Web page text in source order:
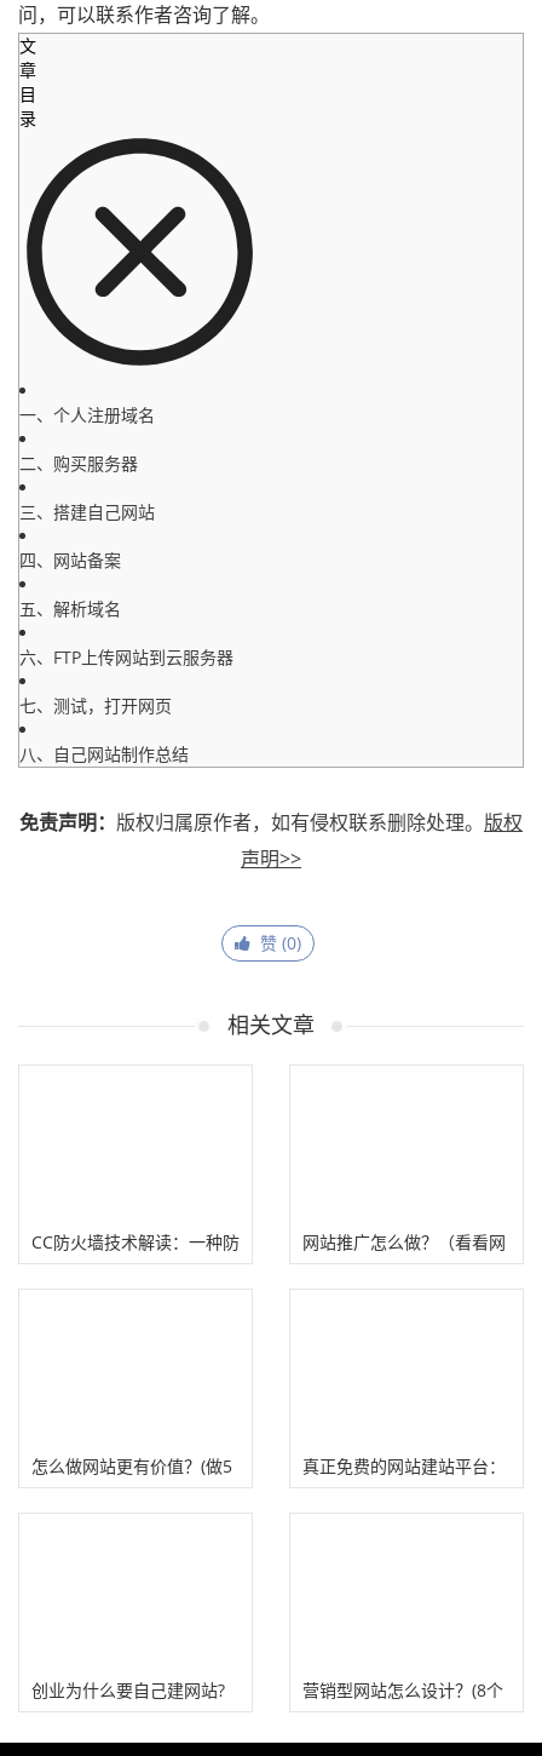
问，可以联系作者咨询了解。
文
章
目
录
一、个人注册域名
二、购买服务器
三、搭建自己网站
四、网站备案
五、解析域名
六、FTP上传网站到云服务器
七、测试，打开网页
八、自己网站制作总结
免责声明： 版权归属原作者，如有侵权联系删除处理。 版权
声明>>
赞 (0)
相关文章
CC防火墙技术解读：一种防
止网站服务器被攻击技术
网站推广怎么做？（看看网
站推广一年要多少费用）
怎么做网站更有价值？(做5
种网站类型价值分析)
真正免费的网站建站平台：
Google sites免费建站工具
创业为什么要自己建网站?
营销型网站怎么设计？(8个